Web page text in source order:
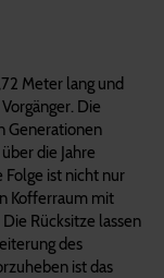
Meter lang und
Die
Generationen
die Jahre
Folge ist nicht nur
Kofferraum mit
Rücksitze lassen
des
ist das